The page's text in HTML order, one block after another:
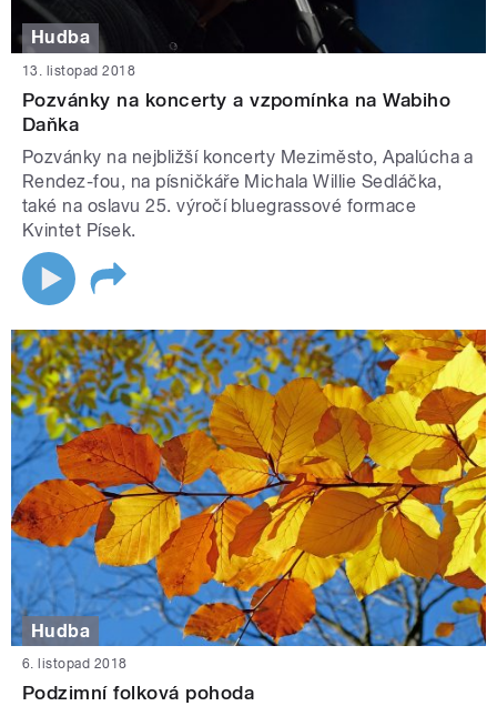
Hudba
13. listopad 2018
Pozvánky na koncerty a vzpomínka na Wabiho
Daňka
Pozvánky na nejbližší koncerty Meziměsto, Apalúcha a
Rendez-fou, na písničkáře Michala Willie Sedláčka,
také na oslavu 25. výročí bluegrassové formace
Kvintet Písek.
Hudba
6. listopad 2018
Podzimní folková pohoda